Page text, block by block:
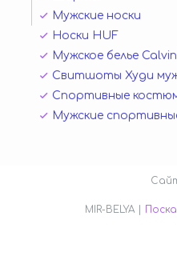
Мужские носки
Носки HUF
Мужское белье
Свитшоты Худи
Спортивные
Мужские